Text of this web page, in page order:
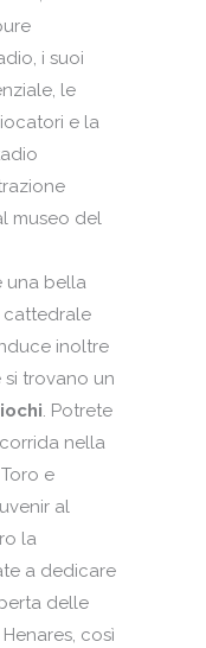
i suoi
le
e la
museo del
una bella
cattedrale
inoltre
si trovano un
. Potrete
nella
e
al
la
a dedicare
delle
così